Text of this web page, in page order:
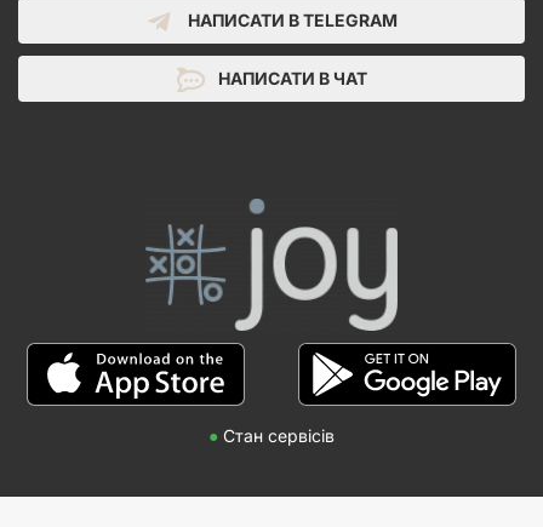
НАПИСАТИ В TELEGRAM
НАПИСАТИ В ЧАТ
● Стан сервісів